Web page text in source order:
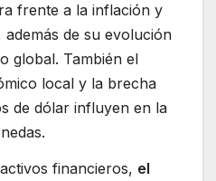
frente a la inflación y
además de su evolución
global. También el
local y la brecha
de dólar influyen en la
financieros, el